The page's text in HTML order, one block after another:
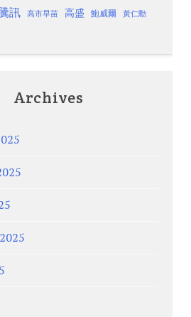
訊 高市早苗 高盛 鮑威爾 黃仁勳
Archives